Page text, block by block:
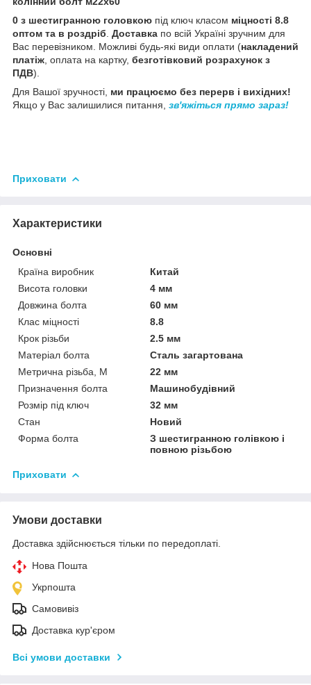
0 з шестигранною головкою під ключ класом міцності 8.8
оптом та в роздріб. Доставка по всій Україні зручним для
Вас перевізником. Можливі будь-які види оплати (накладений
платіж, оплата на картку, безготівковий розрахунок з
ПДВ).
Для Вашої зручності, ми працюємо без перерв і вихідних!
Якщо у Вас залишилися питання, зв'яжіться прямо зараз!
Приховати
Характеристики
Основні
Країна виробник
Китай
Висота головки
4 мм
Довжина болта
60 мм
Клас міцності
8.8
Крок різьби
2.5 мм
Матеріал болта
Сталь загартована
Метрична різьба, М
22 мм
Призначення болта
Машинобудівний
Розмір під ключ
32 мм
Стан
Новий
Форма болта
З шестигранною голівкою і
повною різьбою
Приховати
Умови доставки
Доставка здійснюється тільки по передоплаті.
Нова Пошта
Укрпошта
Самовивіз
Доставка кур'єром
Всі умови доставки